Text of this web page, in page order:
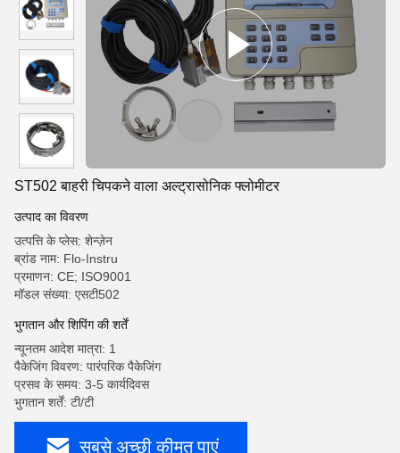
ST502 बाहरी चिपकने वाला अल्ट्रासोनिक फ्लोमीटर
उत्पाद का विवरण
उत्पत्ति के प्लेस: शेन्ज़ेन
ब्रांड नाम: Flo-Instru
प्रमाणन: CE; ISO9001
मॉडल संख्या: एसटी502
भुगतान और शिपिंग की शर्तें
न्यूनतम आदेश मात्रा: 1
पैकेजिंग विवरण: पारंपरिक पैकेजिंग
प्रसव के समय: 3-5 कार्यदिवस
भुगतान शर्तें: टी/टी
सबसे अच्छी कीमत पाएं